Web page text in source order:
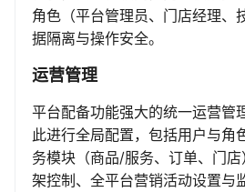
角色（平台管理员、门店经理、
据隔离与操作安全。
运营管理
平台配备功能强大的统一运营管
此进行全局配置，包括用户与角
务模块（商品/服务、订单、门
架控制、全平台营销活动设置与